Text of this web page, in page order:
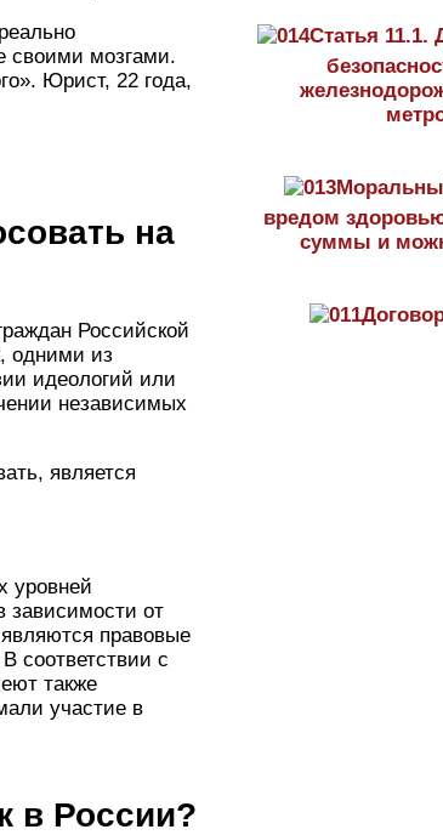
своими мозгами.
Юрист, 22 года,
на
Российской
одними из
идеологий или
независимых
является
уровней
зависимости от
правовые
соответствии с
также
участие в
в России?
Статья 11.1.
вредом
суммы и